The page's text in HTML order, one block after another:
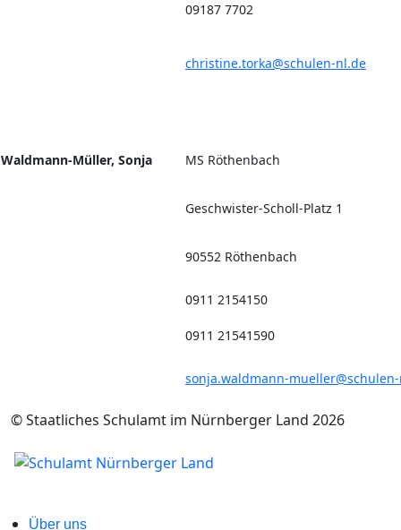
09187 7702
christine.torka@schulen-nl.de
Waldmann-Müller, Sonja MS Röthenbach
Geschwister-Scholl-Platz 1
90552 Röthenbach
0911 2154150
0911 21541590
sonja.waldmann-
© Staatliches Schulamt im Nürnberger Land 2026
Über uns